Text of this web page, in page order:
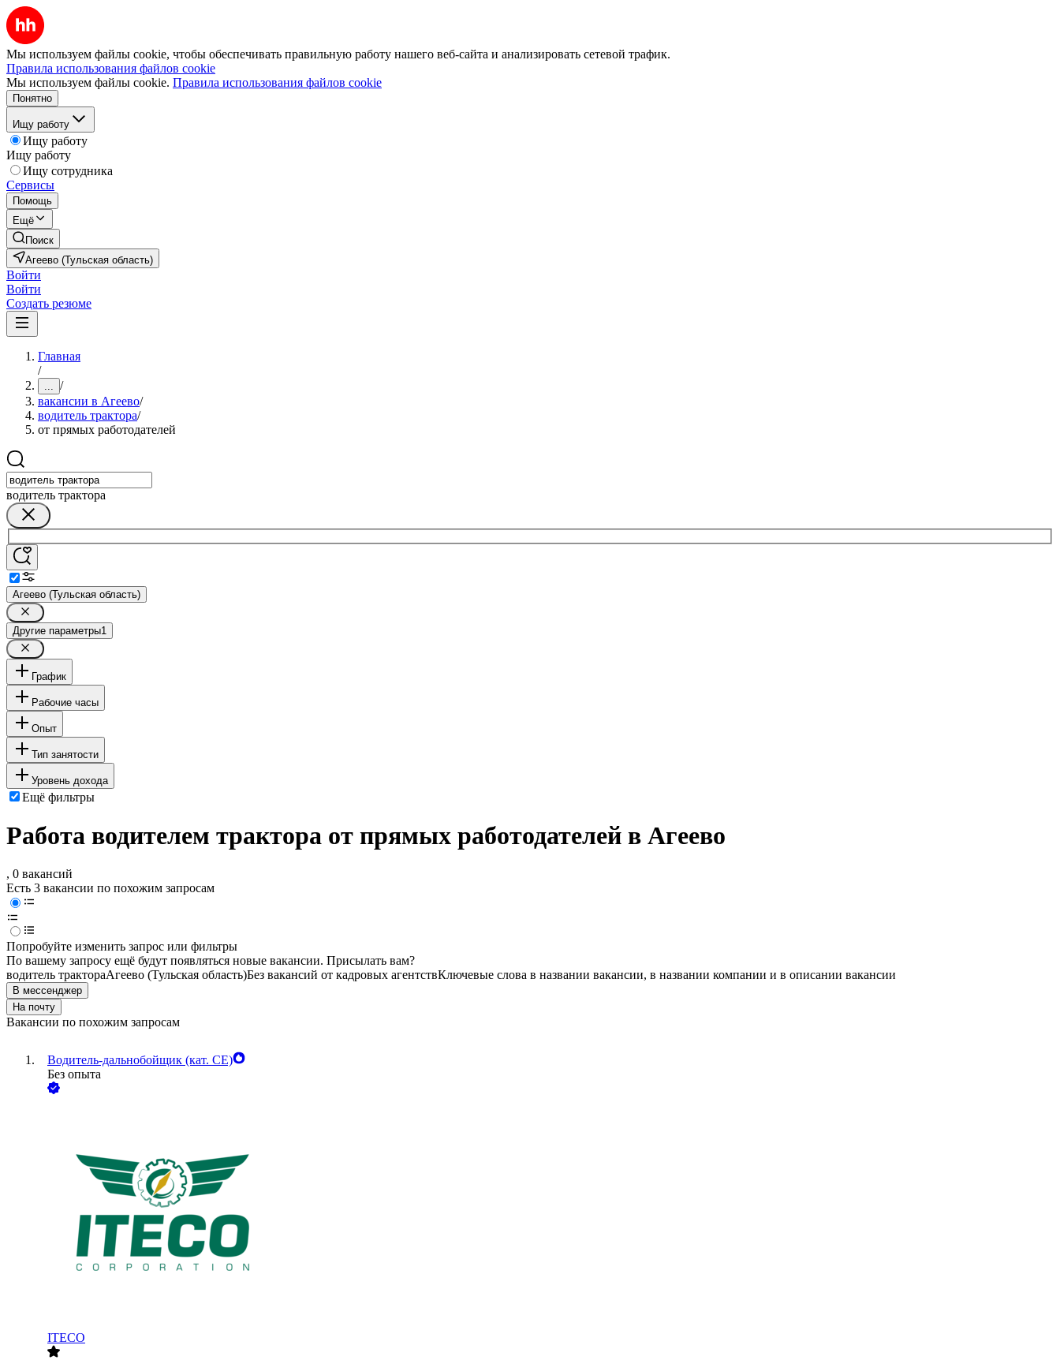
Мы используем файлы cookie, чтобы обеспечивать правильную работу нашего веб-сайта и анализировать сетевой трафик.
Правила использования файлов cookie
Мы используем файлы cookie. Правила использования файлов cookie
Понятно
Ищу работу
Ищу работу
Ищу работу
Ищу сотрудника
Сервисы
Помощь
Ещё
Поиск
Агеево (Тульская область)
Войти
Войти
Создать резюме
Главная
/
... /
вакансии в Агеево/
водитель трактора/
от прямых работодателей
водитель трактора
Агеево (Тульская область)
Другие параметры1
График
Рабочие часы
Опыт
Тип занятости
Уровень дохода
Ещё фильтры
Работа водителем трактора от прямых работодателей в Агеево
, 0 вакансий
Есть 3 вакансии по похожим запросам
Попробуйте изменить запрос или фильтры
По вашему запросу ещё будут появляться новые вакансии. Присылать вам?
водитель трактораАгеево (Тульская область)Без вакансий от кадровых агентствКлючевые слова в названии вакансии, в названии компании и в описании вакансии
В мессенджер
На почту
Вакансии по похожим запросам
Водитель-дальнобойщик (кат. CE)
Без опыта
ITECO